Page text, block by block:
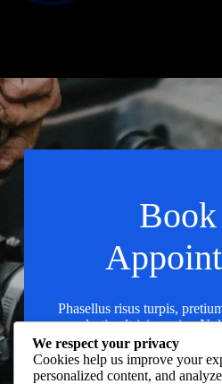
Phasellus risus turpis,
molestie ultricies enim.
metus malesuada, nec
We respect your privacy
Cookies help us improve your
personalized content, and